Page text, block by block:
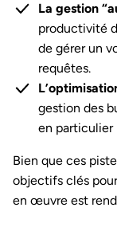
La gestion
productivité
de gérer un
requêtes.
gestion des
en particulier
Bien que ces
objectifs clés
en œuvre est